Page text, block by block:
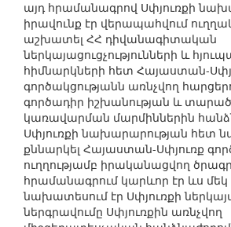
այդ հրամանագրով Սփյուռքի
իրավունք էր վերապահվում
աշխատել ՀՀ դիվանագիտական
ներկայացուցչությունների և
հիմնարկների հետ Հայաստան-
գործակցությանն առնչվող
գործադիր իշխանության և
կառավարման մարմիններին
Սփյուռքի նախարարության հետ
քննարկել Հայաստան-Սփյուռք
ուղղությամբ իրականացվող
հրամանագրում կարևոր էր ևս մեկ
նախատեսում էր Սփյուռքի
ներգրավումը Սփյուռքին առնչվող